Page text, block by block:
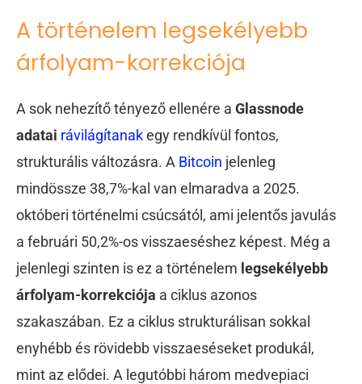
A történelem legsekélyebb
árfolyam-korrekciója
A sok nehezítő tényező ellenére a Glassnode
adatai rávilágítanakegy rendkívül fontos,
strukturális változásra. A Bitcoin jelenleg
mindössze 38,7%-kal van elmaradva a 2025.
októberi történelmi csúcsától, ami jelentős javulás
a februári 50,2%-os visszaeséshez képest. Még a
jelenlegi szinten is ez a történelem legsekélyebb
árfolyam-korrekciója a ciklus azonos
szakaszában. Ez a ciklus strukturálisan sokkal
enyhébb és rövidebb visszaeséseket produkál,
mint az elődei. A legutóbbi három medvepiaci